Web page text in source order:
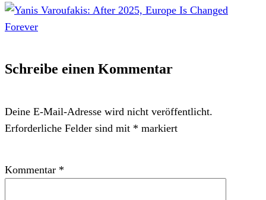
Schreibe einen Kommentar
Deine E-Mail-Adresse wird nicht veröffentlicht.
Erforderliche Felder sind mit * markiert
Kommentar *